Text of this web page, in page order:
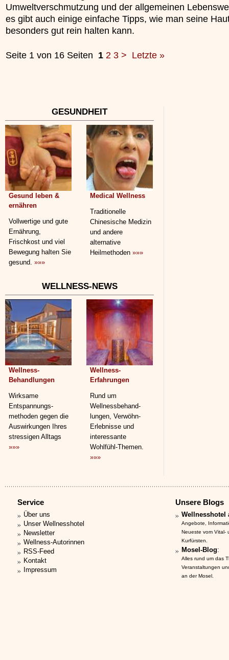
Umweltverschmutzung und der allgemeinen
es gibt auch einige einfache Tipps, wie man seine
besonders gut rein halten kann.
Seite 1 von 16 Seiten 1 2 3 > Letzte »
GESUNDHEIT
Gesund leben &
ernähren
Vollwertige und gute
Ernährung,
Frischkost und viel
Bewegung halten Sie
gesund. »»»
Medical Wellness
Traditionelle
Chinesische Medizin
und andere
alternative
Heilmethoden »»»
WELLNESS-NEWS
Wellness-
Behandlungen
Wirksame
Entspannungs­
methoden gegen die
Auswirkungen Ihres
stressigen Alltags
»»»
Wellness-
Erfahrungen
Rund um
Wellnessbehand­
lungen, Verwöhn-
Erlebnisse und
interessante
Wohlfühl-Themen.
»»»
Service
Über uns
Unser Wellnesshotel
Newsletter
Wellness-Autorinnen
RSS-Feed
Kontakt
Impressum
Unsere Blogs
Wellnesshotel
Angebote,
Neueste vom Vital-
Kurfürsten.
Mosel-Blog:
Alles rund um das
Veranstaltungen
an der Mosel.